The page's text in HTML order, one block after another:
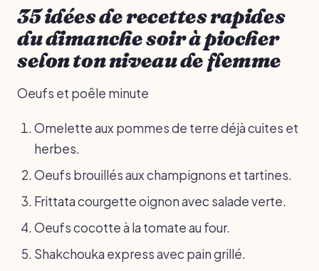
35 idées de recettes rapides
du dimanche soir à piocher
selon ton niveau de flemme
Oeufs et poêle minute
Omelette aux pommes de terre déjà cuites et
herbes.
Oeufs brouillés aux champignons et tartines.
Frittata courgette oignon avec salade verte.
Oeufs cocotte à la tomate au four.
Shakchouka express avec pain grillé.